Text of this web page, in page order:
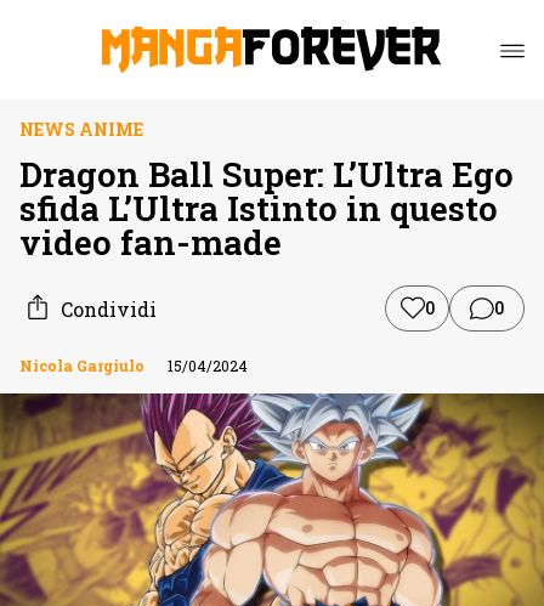
NEWS ANIME
Dragon Ball Super: L’Ultra Ego
sfida L’Ultra Istinto in questo
video fan-made
Condividi 0 0
Nicola Gargiulo 15/04/2024